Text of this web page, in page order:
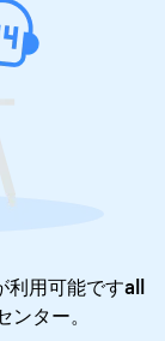
用可能ですall
ンター。